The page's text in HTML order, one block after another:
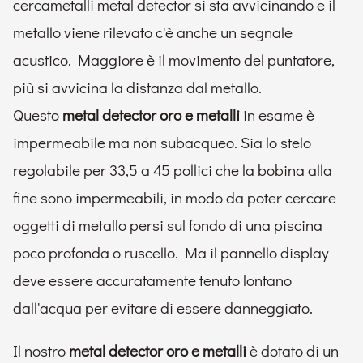
cercametalli metal detector si sta avvicinando e il
metallo viene rilevato c'è anche un segnale
acustico. Maggiore è il movimento del puntatore,
più si avvicina la distanza dal metallo.
Questo metal detector oro e metalli in esame è
impermeabile ma non subacqueo. Sia lo stelo
regolabile per 33,5 a 45 pollici che la bobina alla
fine sono impermeabili, in modo da poter cercare
oggetti di metallo persi sul fondo di una piscina
poco profonda o ruscello. Ma il pannello display
deve essere accuratamente tenuto lontano
dall'acqua per evitare di essere danneggiato.
Il nostro metal detector oro e metalliè dotato di un